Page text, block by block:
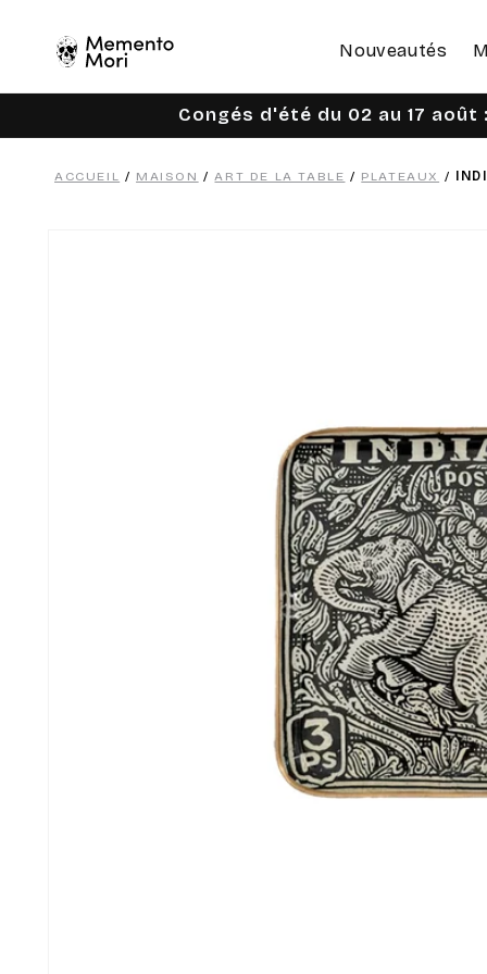
contenu
Nouveautés
Congés d'été du 02 au 17
ACCUEIL / MAISON / ART DE LA TABLE / PLATEAUX /